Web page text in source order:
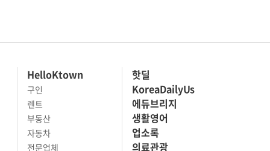
HelloKtown
구인
렌트
부동산
핫딜
KoreaDailyUs
에듀브리지
생활영어